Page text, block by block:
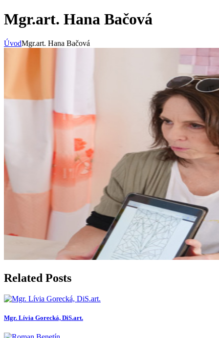
Mgr.art. Hana Bačová
ÚvodMgr.art. Hana Bačová
Related Posts
Mgr. Lívia Gorecká, DiS.art.